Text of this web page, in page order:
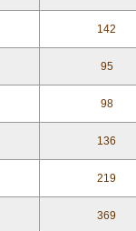
142
95
98
136
219
369